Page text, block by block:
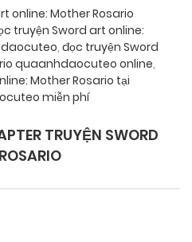
online: Mother Rosario
truyện Sword art online:
, đọc truyện Sword
quaanhdaocuteo online,
Mother Rosario tại
miễn phí
TRUYỆN SWORD